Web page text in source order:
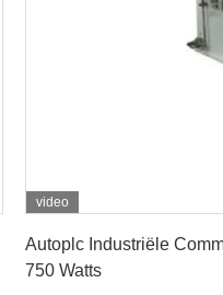
video
Autoplc Industriële
750 Watts